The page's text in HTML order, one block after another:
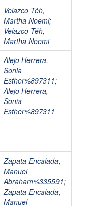
Velazco Téh,
Martha Noemi;
Velazco Téh,
Martha Noemi
Alejo Herrera,
Sonia
Esther%897311;
Alejo Herrera,
Sonia
Esther%897311
Zapata Encalada,
Manuel
Abraham%335591;
Zapata Encalada,
Manuel